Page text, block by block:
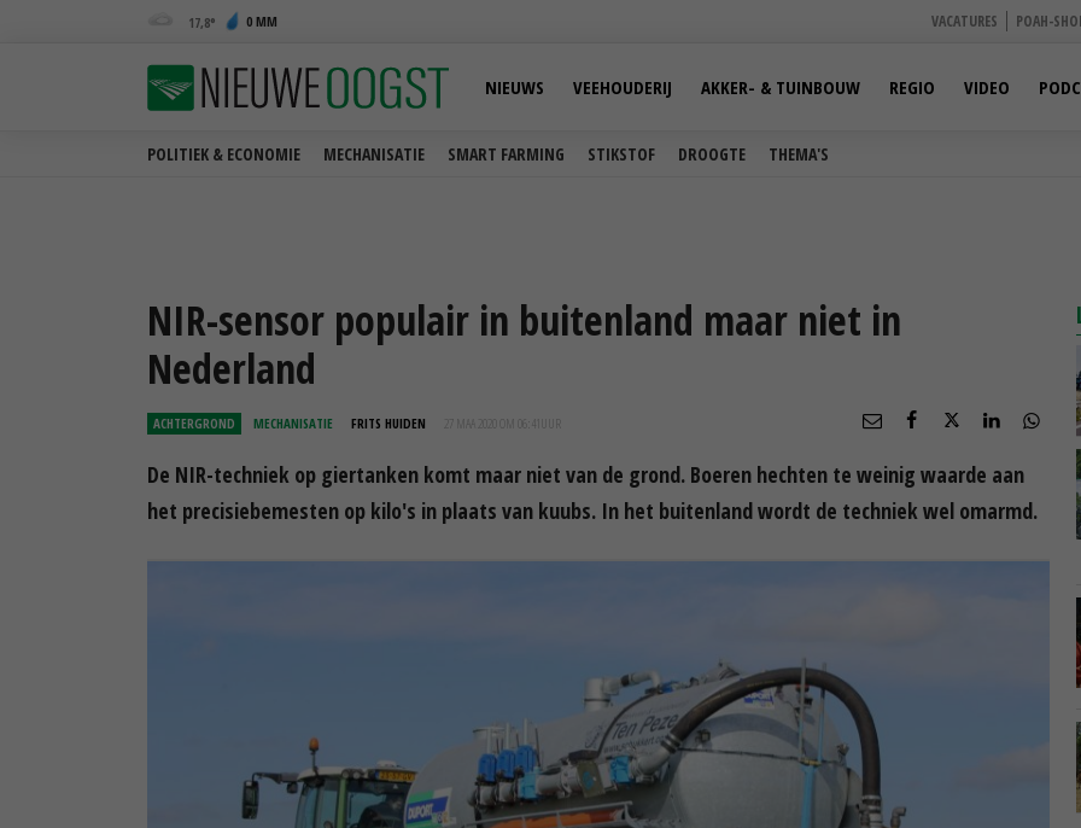
17,8 0 MM VACATURES POAH-
POLITIEK & ECONOMIE MECHANISATIE SMART FARMING STIKSTOF DROOGTE THEMA'S
NIEUWS VEEHOUDERIJ AKKER- & TUINBOUW REGIO VIDEO
NIR-sensor populair in buitenland maar niet in
Nederland
ACHTERGROND MECHANISATIE FRITS HUIDEN 27 MAA 2020 OM 06:41
De NIR-techniek op giertanken komt maar niet van de grond. Boeren hechten te weinig waarde aan
het precisiebemesten op kilo's in plaats van kuubs. In het buitenland wordt de techniek wel omarmd.